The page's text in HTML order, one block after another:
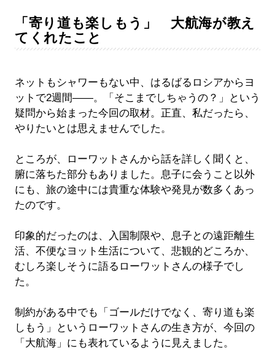
「寄り道も楽しもう」 大航海が教え
てくれたこと
ネットもシャワーもない中、はるばるロシアからヨ
ットで2週間――。「そこまでしちゃうの？」という
疑問から始まった今回の取材。正直、私だったら、
やりたいとは思えませんでした。
ところが、ローワットさんから話を詳しく聞くと、
腑に落ちた部分もありました。息子に会うこと以外
にも、旅の途中には貴重な体験や発見が数多くあっ
たのです。
印象的だったのは、入国制限や、息子との遠距離生
活、不便なヨット生活について、悲観的どころか、
むしろ楽しそうに語るローワットさんの様子でし
た。
制約がある中でも「ゴールだけでなく、寄り道も楽
しもう」というローワットさんの生き方が、今回の
「大航海」にも表れているように見えました。